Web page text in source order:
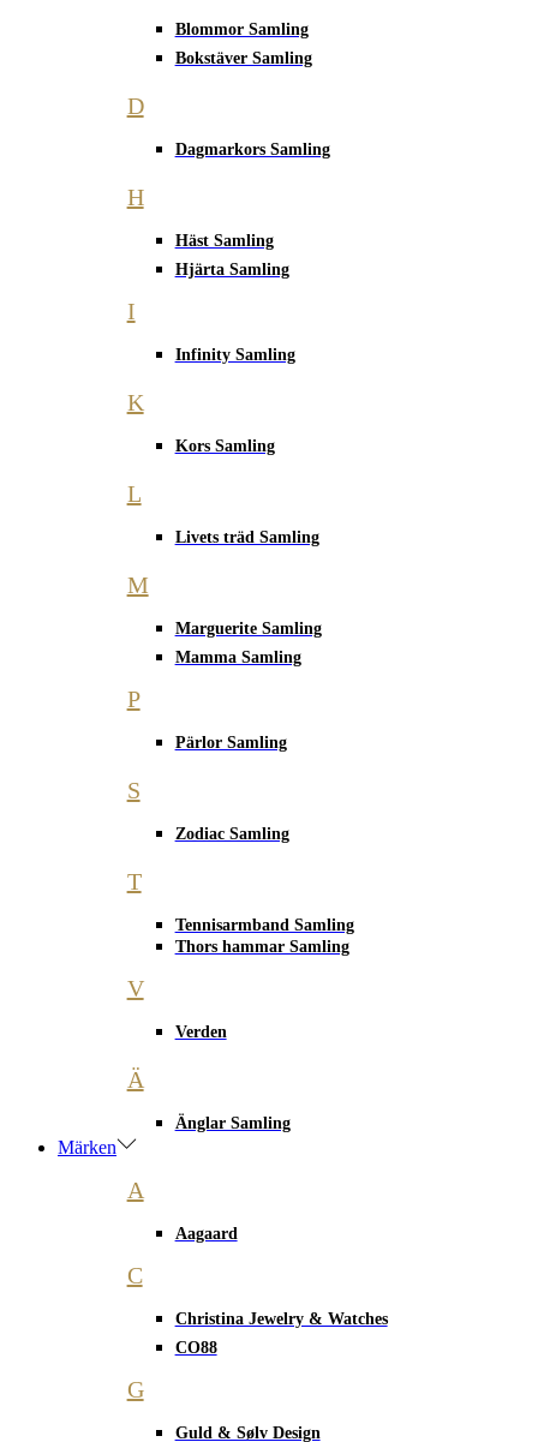
Blommor Samling
Bokstäver Samling
D
Dagmarkors Samling
H
Häst Samling
Hjärta Samling
I
Infinity Samling
K
Kors Samling
L
Livets träd Samling
M
Marguerite Samling
Mamma Samling
P
Pärlor Samling
S
Zodiac Samling
T
Tennisarmband Samling
Thors hammar Samling
V
Verden
Ä
Änglar Samling
Märken
A
Aagaard
C
Christina Jewelry & Watches
CO88
G
Guld & Sølv Design